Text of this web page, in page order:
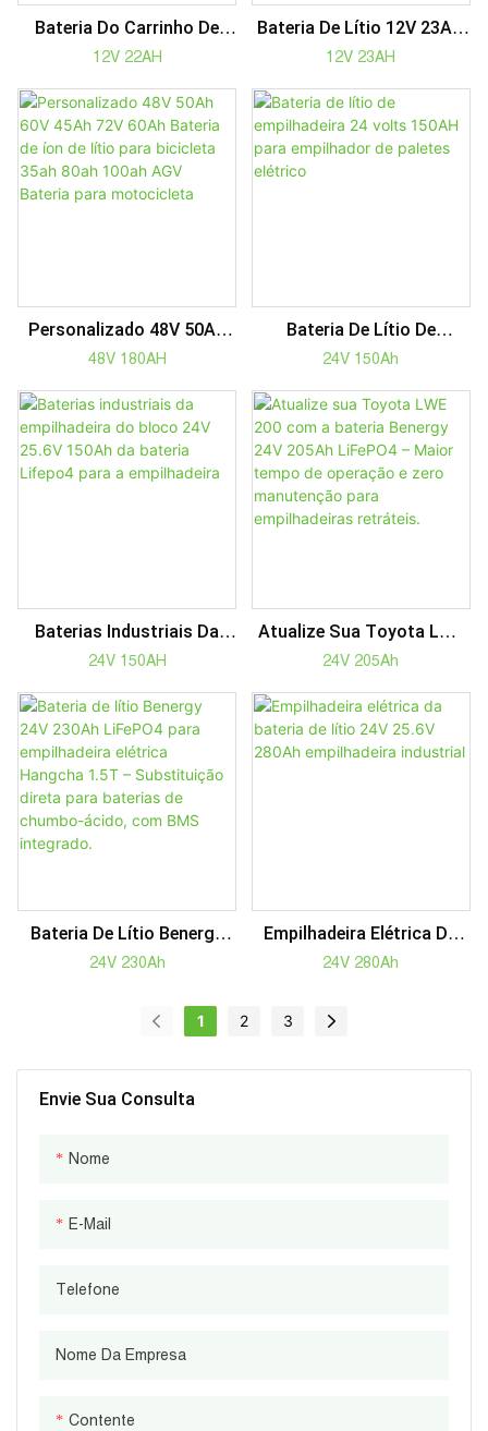
Envie Sua Consulta
Nome
E-Mail
Telefone
Nome Da Empresa
Contente
Bateria Do Carrinho De
Golfe Bateria De Íon De
Lifepo4 Do Carrinho De
Golfe
12V 22AH
Bateria De Lítio 12V 23AH
Para Carrinho De Golfe
De 36 A 42 Buracos
12V 23AH
Personalizado 48V 50Ah
60V 45Ah 72V 60Ah Bateria
Bicicleta 35ah 80ah 100ah
AGV Bateria Para
Motocicleta
48V 180AH
Bateria De Lítio De
Empilhadeira 24 Volts
Paletes Elétrico
24V 150Ah
Baterias Industriais Da
Empilhadeira Do Bloco 24V
Lifepo4 Para A
Empilhadeira
24V 150AH
Atualize Sua Toyota LWE
200 Com A Bateria Benergy
Maior Tempo De Operação
E Zero Manutenção Para
Empilhadeiras Retráteis.
24V 205Ah
Bateria De Lítio Benergy
24V 230Ah LiFePO4 Para
Hangcha 1.5T –
Substituição Direta Para
Baterias De Chumbo-
Ácido, Com BMS
24V 230Ah
Empilhadeira Elétrica Da
Bateria De Lítio 24V 25.6V
Industrial
24V 280Ah
1 2 3